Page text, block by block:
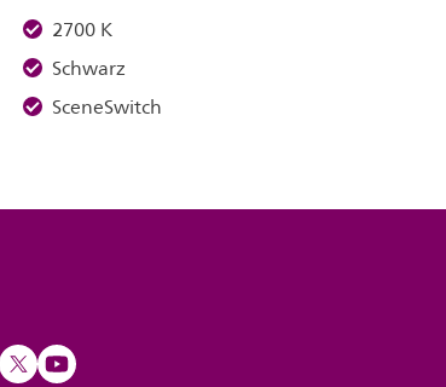
2700 K
Schwarz
SceneSwitch